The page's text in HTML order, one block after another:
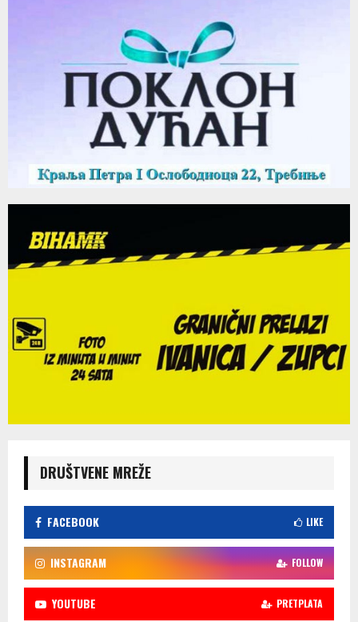
DRUŠTVENE MREŽE
FACEBOOK LIKE
INSTAGRAM FOLLOW
YOUTUBE PRETPLATA